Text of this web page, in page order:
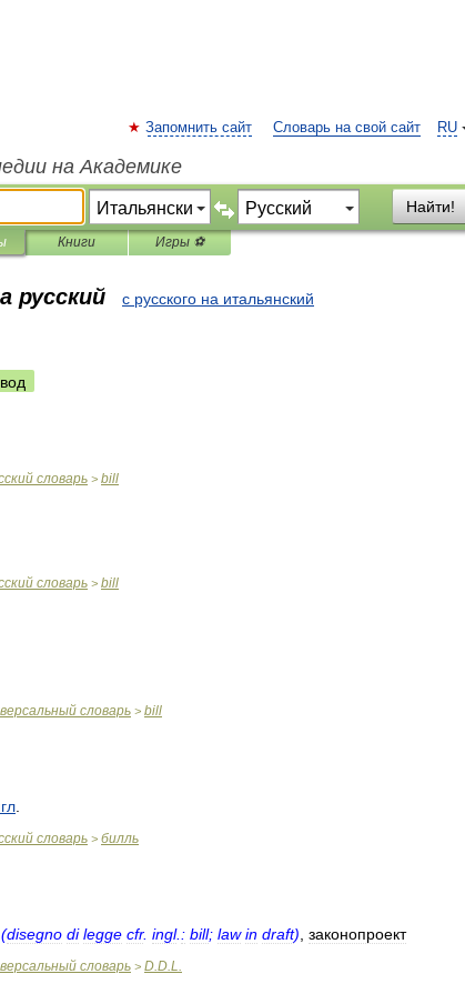
RU
Запомнить сайт Словарь на свой сайт
на Академике
Найти!
Книги Игры ⚽
русский с русского на итальянский
словарь > bill
словарь > bill
словарь > bill
словарь > билль
(disegno di legge cfr. ingl. : bill; law in draft) законопроект
словарь > D.D.L.